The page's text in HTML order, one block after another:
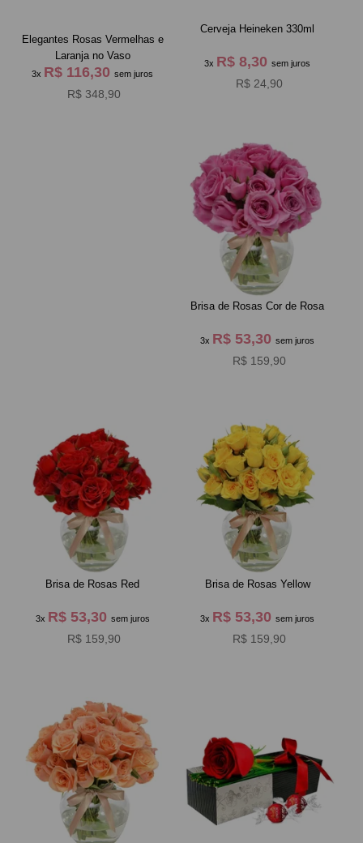
Elegantes Rosas Vermelhas e
Laranja no Vaso
3x R$ 116,30sem juros
R$ 348,90
Cerveja Heineken 330ml
3x R$ 8,30sem juros
R$ 24,90
Brisa de Rosas Cor de Rosa
3x R$ 53,30sem juros
R$ 159,90
Brisa de Rosas Red
3x R$ 53,30 sem juros
R$ 159,90
Brisa de Rosas Yellow
3x R$ 53,30sem juros
R$ 159,90